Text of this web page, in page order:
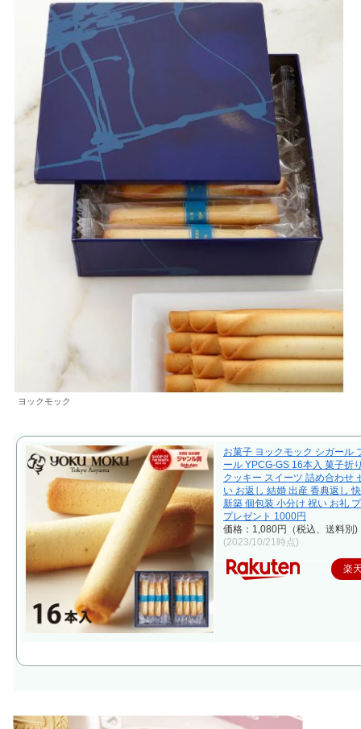
ヨックモック
お菓子 ヨックモック シガール
ール YPCG-GS 16本入 菓子折
クッキー スイーツ 詰め合わせ
い お返し 結婚 出産 香典返し
新築 個包装 小分け 祝い お礼
プレゼント 1000円
価格：1,080円（税込、送料別)
(2023/10/21時点)
楽